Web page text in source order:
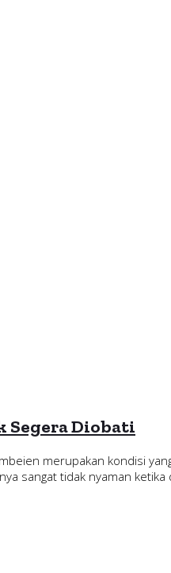
Segera Diobati
merupakan kondisi
sangat tidak nyaman